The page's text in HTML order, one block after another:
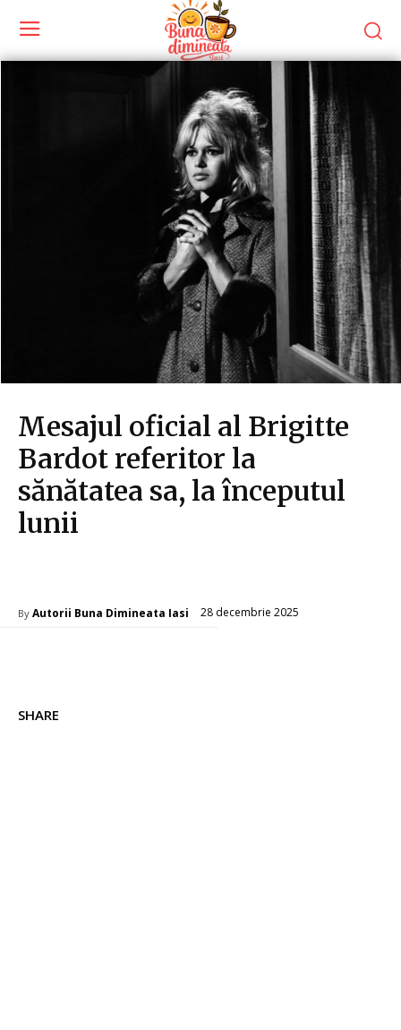
Mesajul oficial al Brigitte
Bardot referitor la
sănătatea sa, la începutul
lunii
By Autorii Buna Dimineata Iasi 28 decembrie 2025
SHARE